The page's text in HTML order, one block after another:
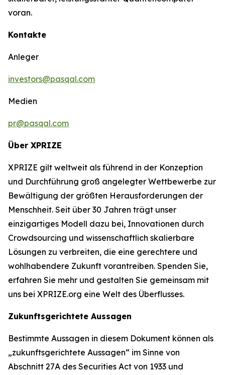
voran.
Kontakte
Anleger
investors@pasqal.com
Medien
pr@pasqal.com
Über XPRIZE
XPRIZE gilt weltweit als führend in der Konzeption
und Durchführung groß angelegter Wettbewerbe zur
Bewältigung der größten Herausforderungen der
Menschheit. Seit über 30 Jahren trägt unser
einzigartiges Modell dazu bei, Innovationen durch
Crowdsourcing und wissenschaftlich skalierbare
Lösungen zu verbreiten, die eine gerechtere und
wohlhabendere Zukunft vorantreiben. Spenden Sie,
erfahren Sie mehr und gestalten Sie gemeinsam mit
uns bei XPRIZE.org eine Welt des Überflusses.
Zukunftsgerichtete Aussagen
Bestimmte Aussagen in diesem Dokument können als
„zukunftsgerichtete Aussagen“ im Sinne von
Abschnitt 27A des Securities Act von 1933 und